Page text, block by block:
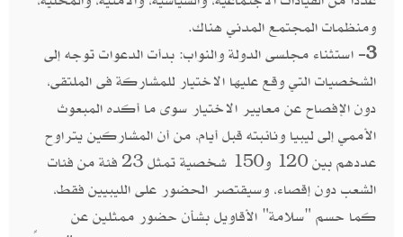
ومنظمات المجتمع المدني هناك.
3-
استثناء مجلسى الدولة والنواب: بدأت الدعوات توجه إلى
الشخصيات التي وقع عليها الاختيار للمشاركة فى الملتقى،
دون الإفصاح عن معايير الاختيار سوى ما أكده المبعوث
الأممي إلى ليبيا ونائبته قبل أيام، من أن المشاركين يتراوح
عددهم بين 120 و150 شخصية تمثل 23 فئة من فئات
الشعب دون إقصاء، وسيقتصر الحضور على الليبيين فقط،
كما حسم "سلامة" الأقاويل بشأن حضور ممثلين عن